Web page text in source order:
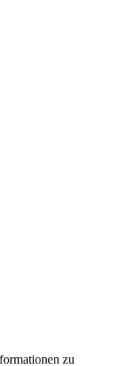
zu